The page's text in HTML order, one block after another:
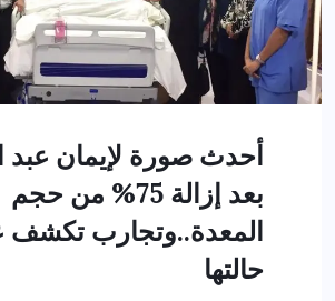
أحدث صورة لإيمان عبد
بعد إزالة 75% من حجم
المعدة..وتجارب
حالتها